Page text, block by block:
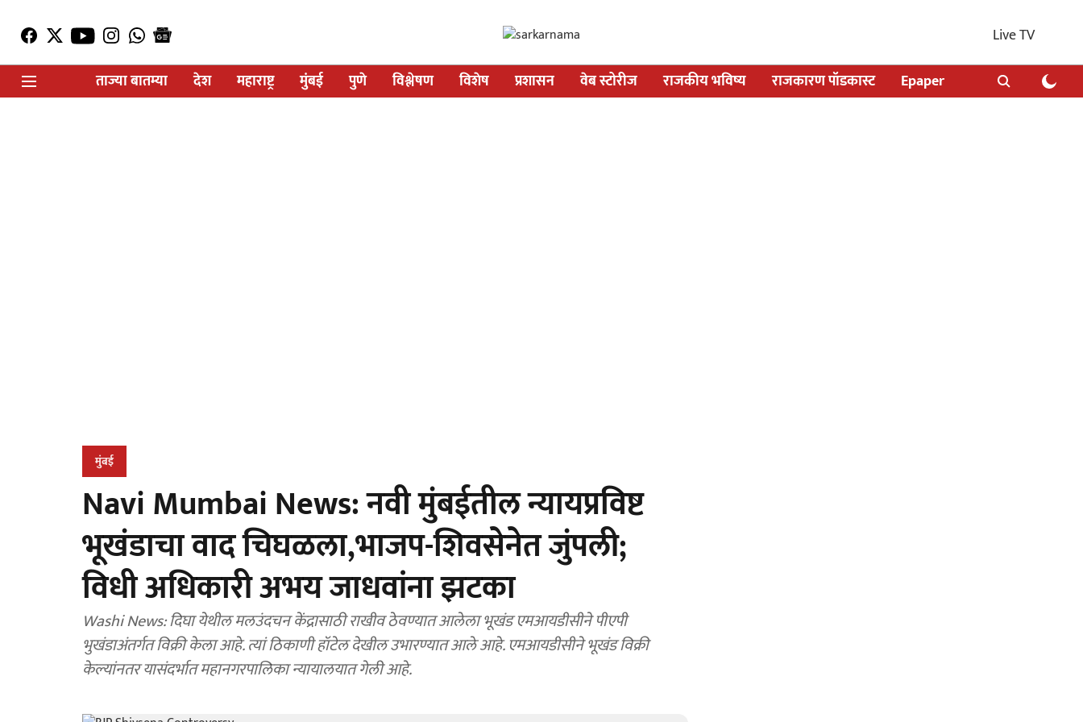
Live TV
ताज्या बातम्या
देश महाराष्ट्र मुंबई पुणे विश्लेषण विशेष प्रशासन वेब स्टोरीज राजकीय भविष्य राजकारण पॉडकास्ट Epaper
मुंबई
Navi Mumbai News: नवी मुंबईतील न्यायप्रविष्ट
भूखंडाचा वाद चिघळला,भाजप-शिवसेनेत जुंपली;
विधी अधिकारी अभय जाधवांना झटका
Washi News: दिघा येथील मलउंदचन केंद्रासाठी राखीव ठेवण्यात आलेला भूखंड एमआयडीसीने पीएपी
भुखंडाअंतर्गत विक्री केला आहे. त्यां ठिकाणी हॉटेल देखील उभारण्यात आले आहे. एमआयडीसीने भूखंड विक्री
केल्यांनतर यासंदर्भात महानगरपालिका न्यायालयात गेली आहे.